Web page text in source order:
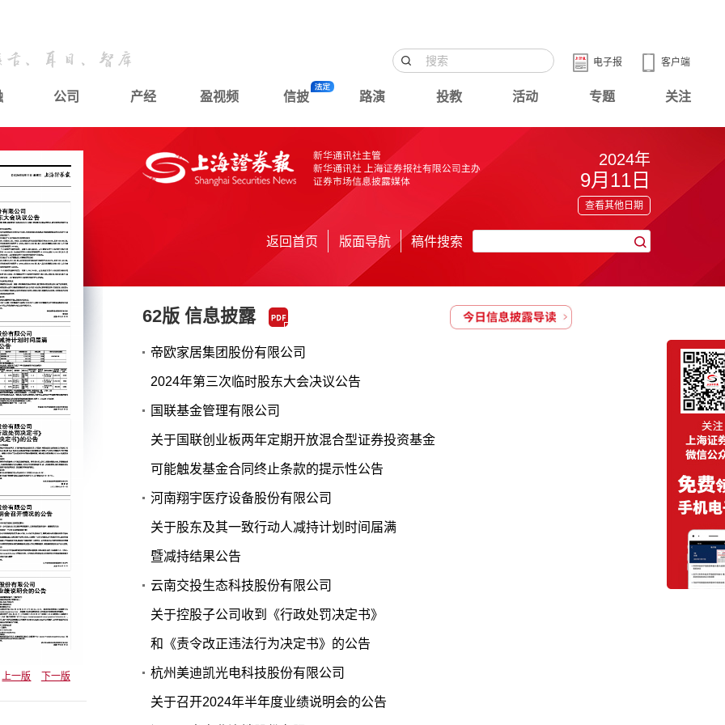
客户端
电子报
公司 产经 盈视频 信披 路演 投教 活动 专题 关注
上一版 下一版
2024年
9月11日
查看其他日期
返回首页 版面导航 稿件搜索
62版 信息披露
帝欧家居集团股份有限公司
2024年第三次临时股东大会决议公告
国联基金管理有限公司
关于国联创业板两年定期开放混合型证券投资基金
可能触发基金合同终止条款的提示性公告
河南翔宇医疗设备股份有限公司
关于股东及其一致行动人减持计划时间届满
暨减持结果公告
云南交投生态科技股份有限公司
关于控股子公司收到《行政处罚决定书》
和《责令改正违法行为决定书》的公告
杭州美迪凯光电科技股份有限公司
关于召开2024年半年度业绩说明会的公告